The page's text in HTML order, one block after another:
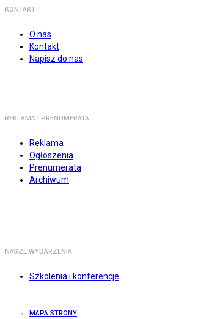
KONTAKT
O nas
Kontakt
Napisz do nas
REKLAMA I PRENUMERATA
Reklama
Ogłoszenia
Prenumerata
Archiwum
NASZE WYDARZENIA
Szkolenia i konferencje
MAPA STRONY